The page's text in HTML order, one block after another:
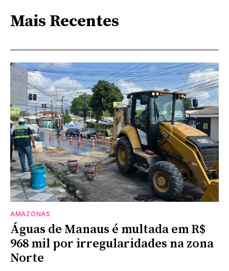
Mais Recentes
AMAZONAS
Águas de Manaus é multada em R$
968 mil por irregularidades na zona
Norte